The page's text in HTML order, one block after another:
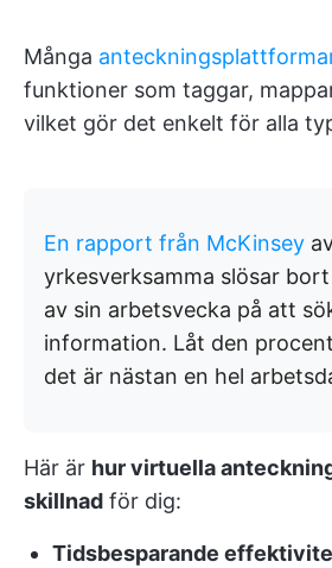
Många
funktioner som taggar,
vilket gör det enkelt för alla
En rapport från McKinsey
yrkesverksamma slösar
av sin arbetsvecka på att
information. Låt den
det är nästan en hel
Här är hur virtuella
skillnad för dig:
Tidsbesparande